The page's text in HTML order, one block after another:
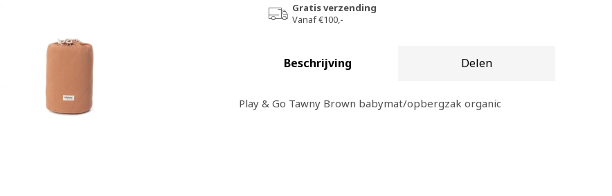
Gratis verzending
Vanaf €100,-
Beschrijving Delen
Play & Go Tawny Brown babymat/opbergzak organic